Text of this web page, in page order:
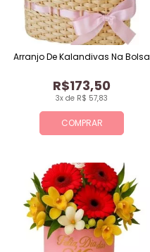
COMPRAR
3x de R$ 57,83
R$173,50
Arranjo De Kalandivas Na Bolsa